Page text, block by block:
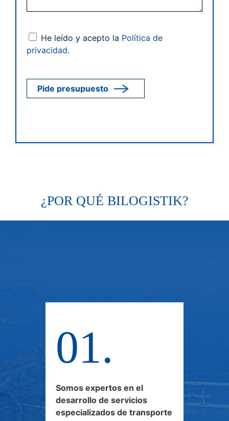
He leído y acepto la Política de
privacidad.
¿POR QUÉ BILOGISTIK?
Somos expertos en el
desarrollo de servicios
especializados de transporte